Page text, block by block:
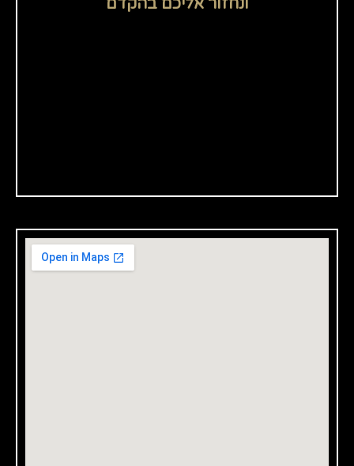
ונחזור אליכם בהקדם